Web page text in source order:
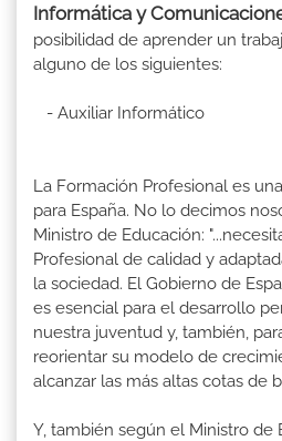
Informática y
posibilidad de aprender un
alguno de los siguientes:
- Auxiliar Informático
La Formación Profesional es
para España. No lo decimos
Ministro de Educación:
Profesional de calidad y
la sociedad. El Gobierno de
es esencial para el desarrollo
nuestra juventud y, también,
reorientar su modelo de
alcanzar las más altas cotas de
Y, también según el Ministro de